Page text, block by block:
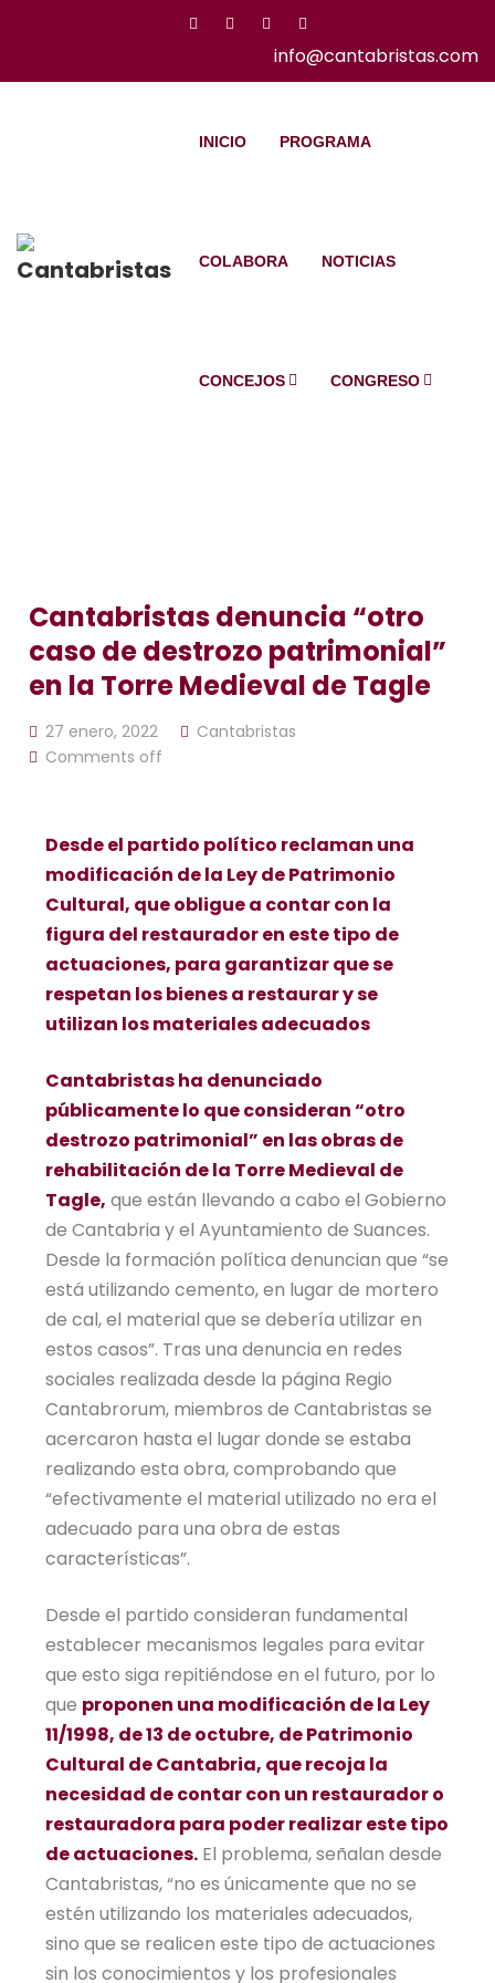
info@cantabristas.com
INICIO PROGRAMA
COLABORA NOTICIAS
CONCEJOS CONGRESO
Cantabristas denuncia “otro
caso de destrozo patrimonial”
en la Torre Medieval de Tagle
27 enero, 2022
Cantabristas
Comments off
Desde el partido político reclaman una
modificación de la Ley de Patrimonio
Cultural, que obligue a contar con la
figura del restaurador en este tipo de
actuaciones, para garantizar que se
respetan los bienes a restaurar y se
utilizan los materiales adecuados
Cantabristas ha denunciado
públicamente lo que consideran “otro
destrozo patrimonial” en las obras de
rehabilitación de la Torre Medieval de
Tagle, que están llevando a cabo el Gobierno
de Cantabria y el Ayuntamiento de Suances.
Desde la formación política denuncian que “se
está utilizando cemento, en lugar de mortero
de cal, el material que se debería utilizar en
estos casos”. Tras una denuncia en redes
sociales realizada desde la página Regio
Cantabrorum, miembros de Cantabristas se
acercaron hasta el lugar donde se estaba
realizando esta obra, comprobando que
“efectivamente el material utilizado no era el
adecuado para una obra de estas
características”.
Desde el partido consideran fundamental
establecer mecanismos legales para evitar
que esto siga repitiéndose en el futuro, por lo
que proponen una modificación de la Ley
11/1998, de 13 de octubre, de Patrimonio
Cultural de Cantabria, que recoja la
necesidad de contar con un restaurador o
restauradora para poder realizar este tipo
de actuaciones. El problema, señalan desde
Cantabristas, “no es únicamente que no se
estén utilizando los materiales adecuados,
sino que se realicen este tipo de actuaciones
sin los conocimientos y los profesionales